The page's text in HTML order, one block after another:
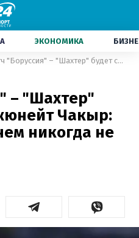
ЭКОНОМИКА
Матч "Боруссия" – "Шахтер" будет судить Джюнейт Чакыр: украинцы при нем никогда не проигрывали
– "Шахтер"
Чакыр:
никогда не